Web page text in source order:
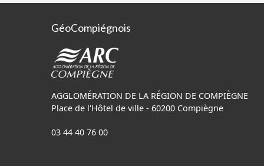
GéoCompiégnois
AGGLOMÉRATION DE LA RÉGION DE COMPIÈGNE
Place de l'Hôtel de ville - 60200 Compiègne
03 44 40 76 00